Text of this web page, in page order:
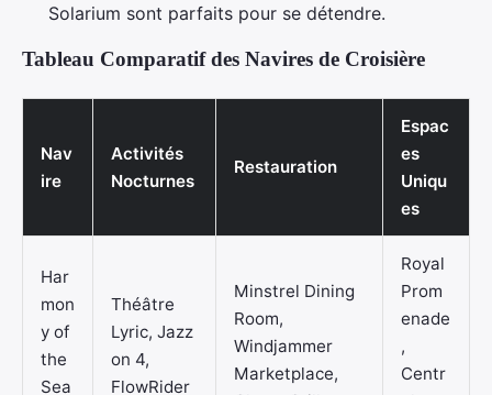
Solarium sont parfaits pour se détendre.
Tableau Comparatif des Navires de Croisière
Nav
ire
Activités
Nocturnes
Restauration
Espac
es
Uniqu
es
Har
mon
y of
the
Sea
Théâtre
Lyric, Jazz
on 4,
FlowRider
Minstrel Dining
Room,
Windjammer
Marketplace,
Royal
Prom
enade
,
Centr